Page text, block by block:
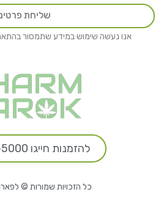
שליחת
אנו נעשה שימוש במידע שתמסור
להזמנות חייגו 09-830-5000
כל הזכויות שמורות © לפארם